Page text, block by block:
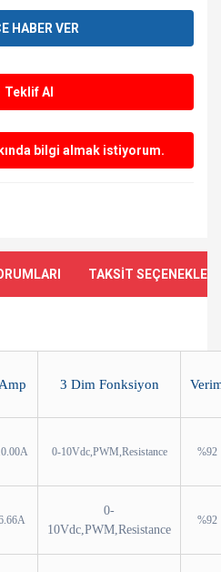
HABER VER
Teklif Al
bilgi almak istiyorum.
TAKSİT SEÇENEKLERİ
Amp 3 Dim Fonksiyon
0-10Vdc,PWM,Resistance %92
0-
10Vdc,PWM,Resistance
%92